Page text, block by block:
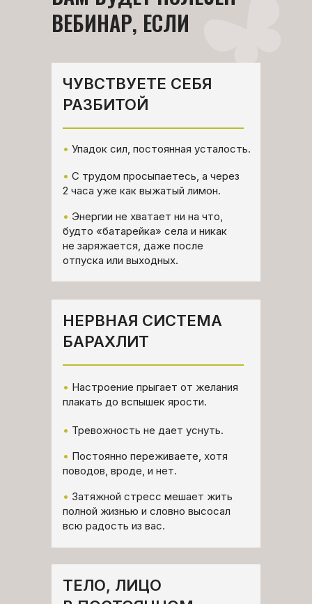
ВЕБИНАР, ЕСЛИ
• Энергии не хватает ни на что,
будто «батарейка» села и никак
не заряжается, даже после
отпуска или выходных.
• С трудом просыпаетесь, а через
2 часа уже как выжатый лимон.
• Упадок сил, постоянная усталость.
ЧУВСТВУЕТЕ СЕБЯ
РАЗБИТОЙ
НЕРВНАЯ СИСТЕМА
БАРАХЛИТ
• Настроение прыгает от желания
плакать до вспышек ярости.
• Тревожность не дает уснуть.
• Постоянно переживаете, хотя
поводов, вроде, и нет.
• Затяжной стресс мешает жить
полной жизнью и словно высосал
всю радость из вас.
ТЕЛО, ЛИЦО